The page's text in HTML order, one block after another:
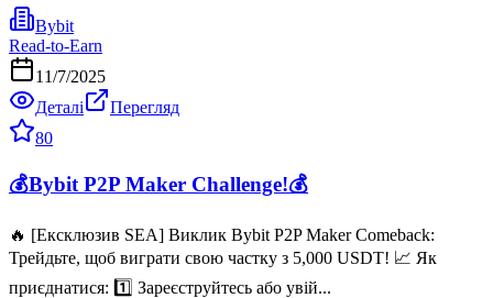
Bybit
Read-to-Earn
11/7/2025
Деталі
Перегляд
80
💰Bybit P2P Maker Challenge!💰
🔥 [Ексклюзив SEA] Виклик Bybit P2P Maker Comeback:
Трейдьте, щоб виграти свою частку з 5,000 USDT! 📈 Як
приєднатися: 1️⃣ Зареєструйтесь або увій...